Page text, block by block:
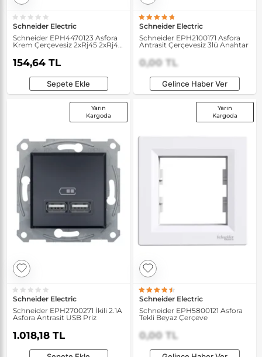
Schneider Electric
Schneider EPH4470123 Asfora
Krem Çerçevesiz 2xRj45 2xRj45
154,64 TL
Sepete Ekle
Schneider Electric
Schneider EPH2100171 Asfora
Antrasit Çerçevesiz 3lü Anahtar
0,00 TL
Gelince Haber Ver
Yarın
Kargoda
Schneider Electric
Schneider EPH2700271 İkili 2.1A
Asfora Antrasit USB Priz
1.018,18 TL
Yarın
Kargoda
Schneider Electric
Schneider EPH5800121 Asfora
Tekli Beyaz Çerçeve
0,00 TL